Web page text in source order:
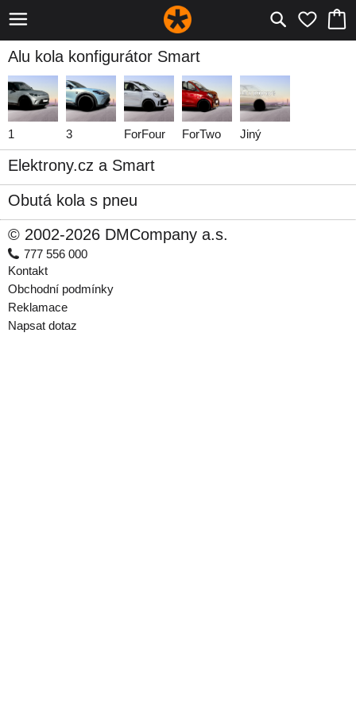
Alu kola konfigurátor Smart
1 3 ForFour ForTwo Jiný
Elektrony.cz a Smart
Obutá kola s pneu
© 2002-2026 DMCompany a.s.
777 556 000
Kontakt
Obchodní podmínky
Reklamace
Napsat dotaz